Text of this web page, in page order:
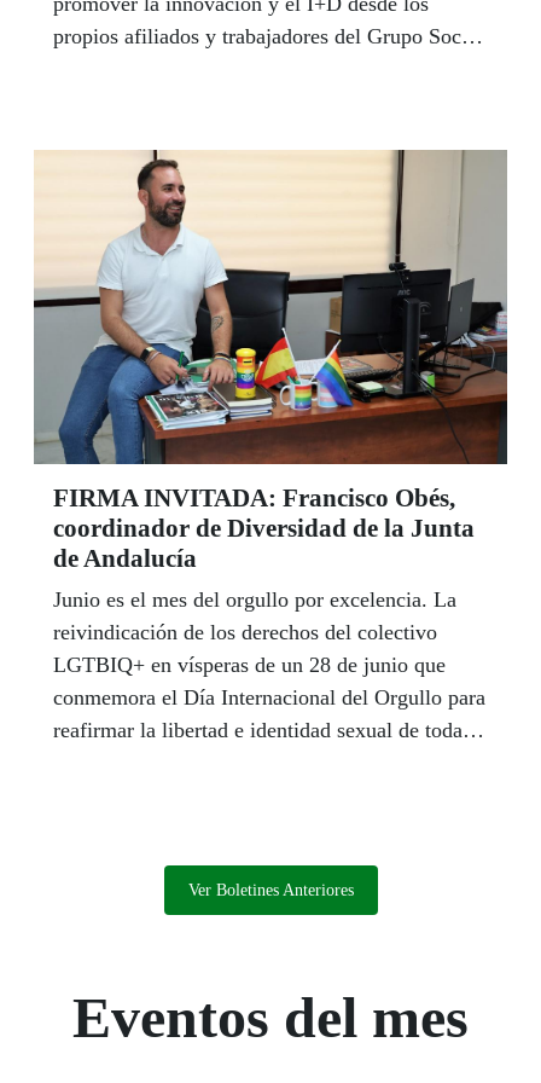
propios afiliados y trabajadores del Grupo Social
Cristóbal Martínez asistieron al acto para dar el
pistoletazo de salida junto a la subdelegada,
María Martínez, de la edición en Andalucía.
FIRMA INVITADA: Francisco Obés,
coordinador de Diversidad de la Junta
de Andalucía
Junio es el mes del orgullo por excelencia. La
reivindicación de los derechos del colectivo
LGTBIQ+ en vísperas de un 28 de junio que
conmemora el Día Internacional del Orgullo para
reafirmar la libertad e identidad sexual de todas
respeto para seguir avanzando en una sociedad
más diversa y más entre iguales. La ONCE
Ver Boletines Anteriores
Eventos del mes